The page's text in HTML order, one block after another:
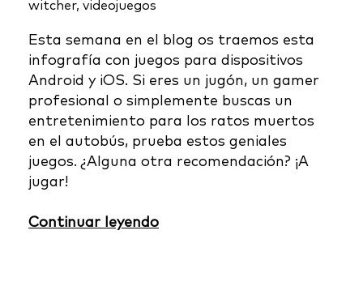
witcher, videojuegos
Esta semana en el blog os traemos esta
infografía con juegos para dispositivos
Android y iOS. Si eres un jugón, un gamer
profesional o simplemente buscas un
entretenimiento para los ratos muertos
en el autobús, prueba estos geniales
juegos. ¿Alguna otra recomendación? ¡A
jugar!
Continuar leyendo